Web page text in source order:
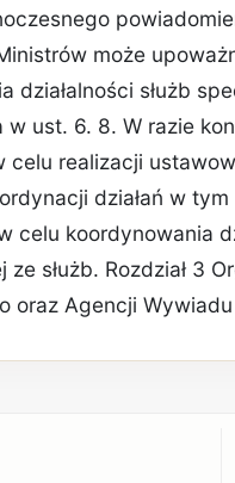
może
działalności służb
ust. 6. 8. W razie
celu realizacji
działań w
celu koordynowania
ze służb. Rozdział 3
oraz Agencji Wywiadu